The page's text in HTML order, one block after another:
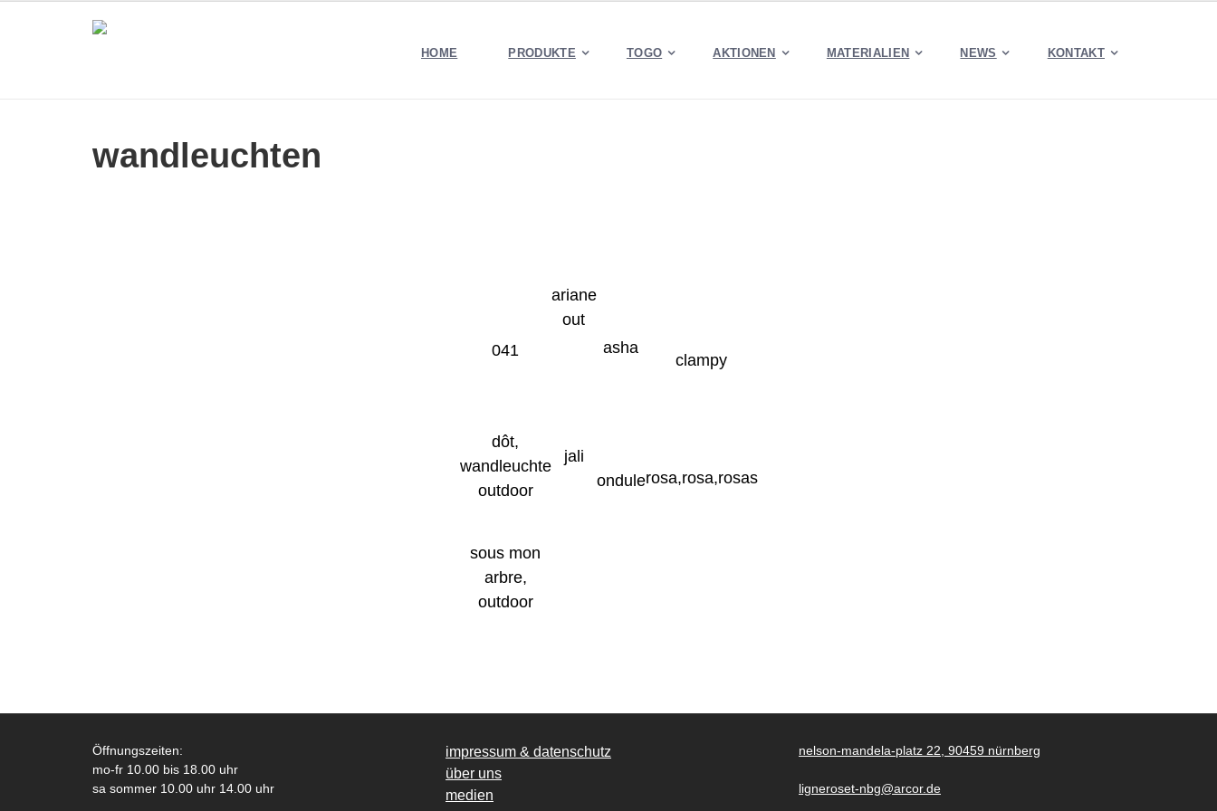
HOME PRODUKTE TOGO AKTIONEN MATERIALIEN NEWS KONTAKT
wandleuchten
041
ariane
out
asha
clampy
dôt,
wandleuchte
outdoor
jali
ondulerosa,rosa,rosas
sous mon
arbre,
outdoor
Öffnungszeiten:
mo-fr 10.00 bis 18.00 uhr
sa sommer 10.00 uhr 14.00 uhr
impressum & datenschutz
über uns
medien
nelson-mandela-platz 22, 90459 nürnberg
ligneroset-nbg@arcor.de